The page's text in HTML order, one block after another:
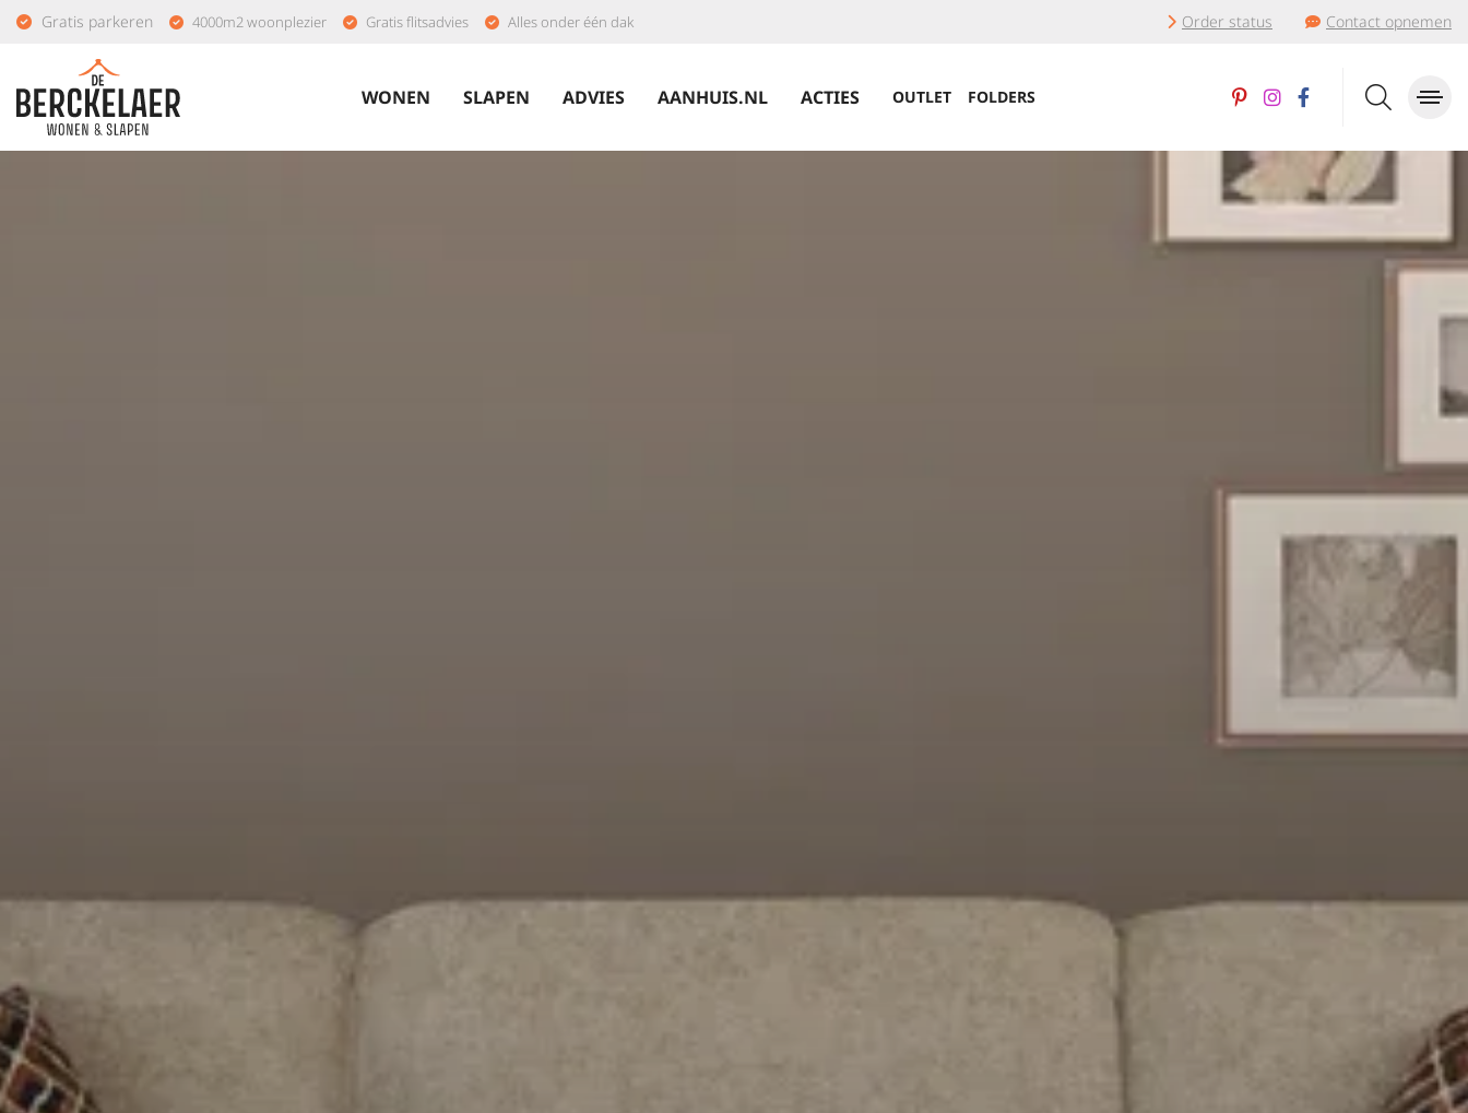
Gratis parkeren 4000m2 woonplezier Gratis flitsadvies Alles onder één dak Order status Contact opnemen
WONEN SLAPEN ADVIES AANHUIS.NL ACTIES OUTLET FOLDERS